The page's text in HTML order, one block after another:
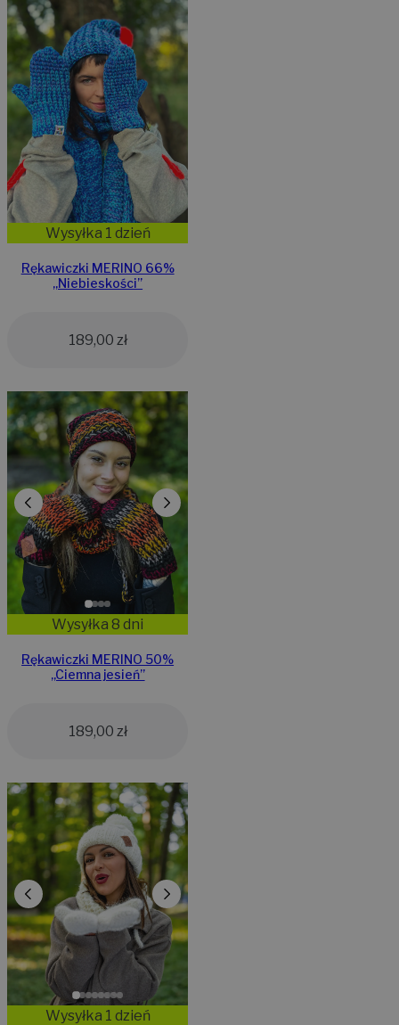
Wysyłka 1 dzień
Rękawiczki MERINO 66%
,,Niebieskości”
189,00 zł
Wysyłka 8 dni
Rękawiczki MERINO 50%
,,Ciemna jesień”
189,00 zł
Wysyłka 1 dzień